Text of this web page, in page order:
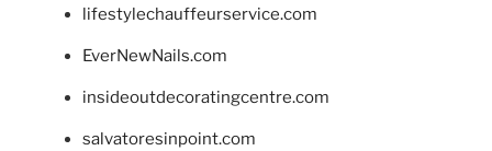
lifestylechauffeurservice.com
EverNewNails.com
insideoutdecoratingcentre.com
salvatoresinpoint.com